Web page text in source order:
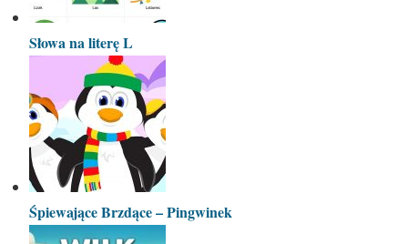
Słowa na literę L
Śpiewające Brzdące – Pingwinek